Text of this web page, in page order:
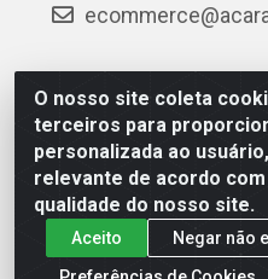
O nosso site coleta
terceiros para
personalizada ao
relevante de acordo
qualidade do nosso site.
Aceito
Negar não
AC Araujo Distribuidora -
São Cristóvão, Rio de
CNPJ